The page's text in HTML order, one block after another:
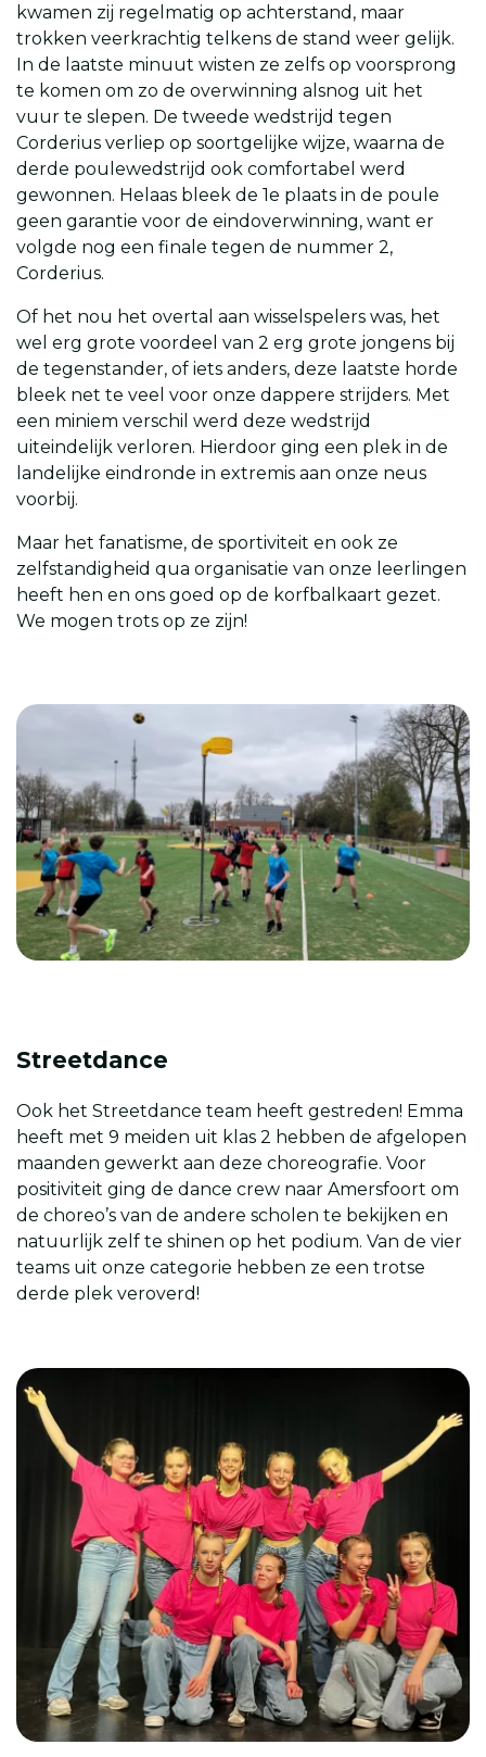
kwamen zij regelmatig op achterstand, maar
trokken veerkrachtig telkens de stand weer gelijk.
In de laatste minuut wisten ze zelfs op voorsprong
te komen om zo de overwinning alsnog uit het
vuur te slepen. De tweede wedstrijd tegen
Corderius verliep op soortgelijke wijze, waarna de
derde poulewedstrijd ook comfortabel werd
gewonnen. Helaas bleek de 1e plaats in de poule
geen garantie voor de eindoverwinning, want er
volgde nog een finale tegen de nummer 2,
Corderius.
Of het nou het overtal aan wisselspelers was, het
wel erg grote voordeel van 2 erg grote jongens bij
de tegenstander, of iets anders, deze laatste horde
bleek net te veel voor onze dappere strijders. Met
een miniem verschil werd deze wedstrijd
uiteindelijk verloren. Hierdoor ging een plek in de
landelijke eindronde in extremis aan onze neus
voorbij.
Maar het fanatisme, de sportiviteit en ook ze
zelfstandigheid qua organisatie van onze leerlingen
heeft hen en ons goed op de korfbalkaart gezet.
We mogen trots op ze zijn!
Streetdance
Ook het Streetdance team heeft gestreden! Emma
heeft met 9 meiden uit klas 2 hebben de afgelopen
maanden gewerkt aan deze choreografie. Voor
positiviteit ging de dance crew naar Amersfoort om
de choreo’s van de andere scholen te bekijken en
natuurlijk zelf te shinen op het podium. Van de vier
teams uit onze categorie hebben ze een trotse
derde plek veroverd!